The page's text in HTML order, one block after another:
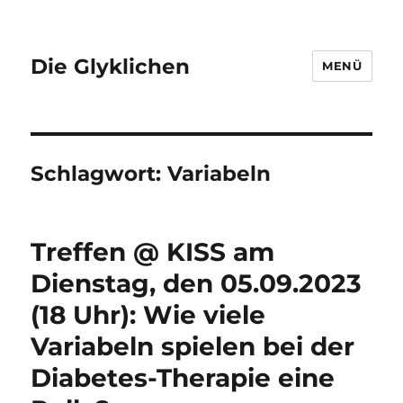
Die Glyklichen MENÜ
Schlagwort:Variabeln
Treffen @ KISS am
Dienstag, den 05.09.2023
(18 Uhr): Wie viele
Variabeln spielen bei der
Diabetes-Therapie eine